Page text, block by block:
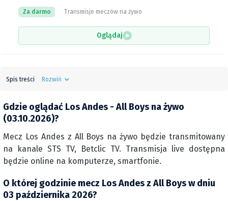
Transmisje meczów na żywo
Za darmo
Oglądaj
Spis treści Rozwiń
Gdzie oglądać Los Andes - All Boys na żywo
(03.10.2026)?
Mecz Los Andes z All Boys na żywo będzie transmitowany
na kanale STS TV, Betclic TV. Transmisja live dostępna
będzie online na komputerze, smartfonie.
O której godzinie mecz Los Andes z All Boys w dniu
03 października 2026?